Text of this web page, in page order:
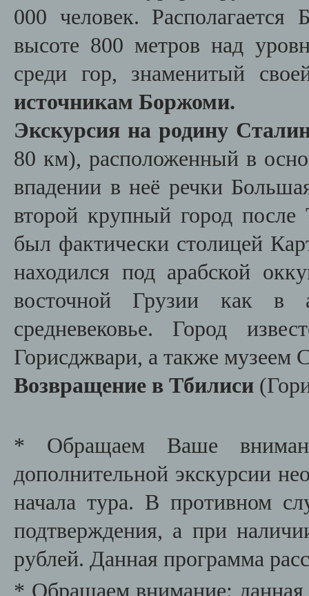
000 человек.
высоте 800 метров над
среди гор, знаменитый
источникам Боржоми.
Экскурсия на родину
80 км), расположенный в
впадении в неё речки
второй крупный город
был фактически столицей
находился под арабской
восточной Грузии как в
средневековье. Город
Горисджвари, а также музеем
Возвращение в Тбилиси
* Обращаем Ваше
дополнительной экскурсии
начала тура. В противном
подтверждения, а при
рублей. Данная программа
* Обращаем внимание: данная